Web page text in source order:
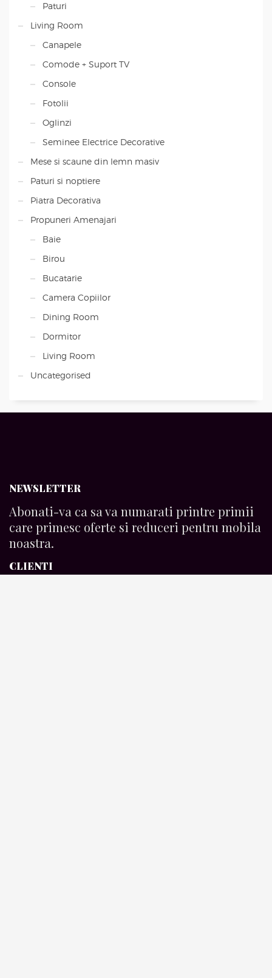
Paturi
Living Room
Canapele
Comode + Suport TV
Console
Fotolii
Oglinzi
Seminee Electrice Decorative
Mese si scaune din lemn masiv
Paturi si noptiere
Piatra Decorativa
Propuneri Amenajari
Baie
Birou
Bucatarie
Camera Copiilor
Dining Room
Dormitor
Living Room
Uncategorised
NEWSLETTER
Abonati-va ca sa va numarati printre primii
care primesc oferte si reduceri pentru mobila
noastra.
CLIENTI